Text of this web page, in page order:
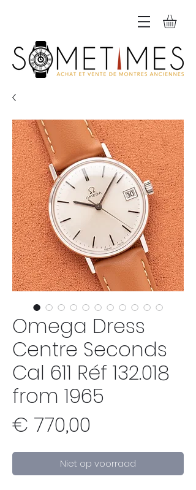
Omega Dress
Centre Seconds
Cal 611 Réf 132.018
from 1965
€ 770,00
Niet op voorraad